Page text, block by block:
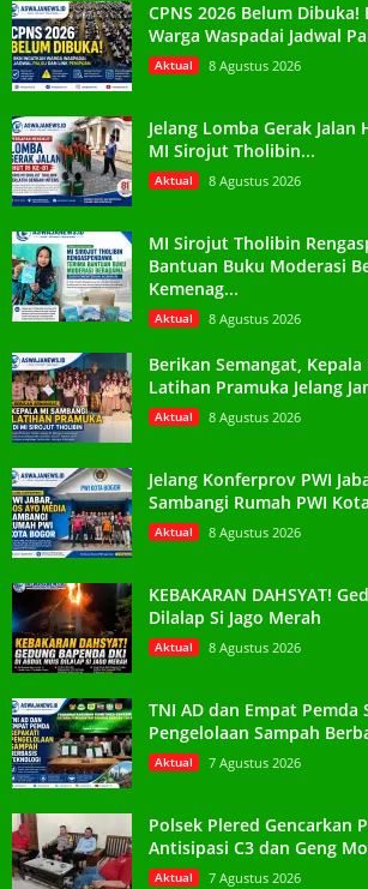
CPNS 2026 Belum Dibuka!
Warga Waspadai Jadwal
Aktual 8 Agustus 2026
Jelang Lomba Gerak Jalan
MI Sirojut Tholibin...
Aktual 8 Agustus 2026
MI Sirojut Tholibin
Bantuan Buku Moderasi
Kemenag...
Aktual 8 Agustus 2026
Berikan Semangat, Kepala
Latihan Pramuka Jelang
Aktual 8 Agustus 2026
Jelang Konferprov PWI
Sambangi Rumah PWI
Aktual 8 Agustus 2026
KEBAKARAN DAHSYAT!
Dilalap Si Jago Merah
Aktual 8 Agustus 2026
TNI AD dan Empat Pemda
Pengelolaan Sampah
Aktual 7 Agustus 2026
Polsek Plered Gencarkan
Antisipasi C3 dan Geng
Aktual 7 Agustus 2026